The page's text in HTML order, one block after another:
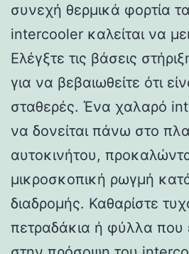
συνεχή θερμικά φορτία
intercooler καλείται να
Ελέγξτε τις βάσεις
για να βεβαιωθείτε ότι
σταθερές. Ένα χαλαρό
να δονείται πάνω στο
αυτοκινήτου,
μικροσκοπική ρωγμή
διαδρομής. Καθαρίστε
πετραδάκια ή φύλλα που